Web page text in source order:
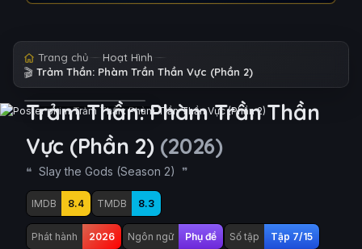
Trang chủ Hoạt Hình
🎬 Trảm Thần: Phàm Trần Thần Vực (Phần 2)
Trảm Thần: Phàm Trần Thần
Vực (Phần 2) (2026)
Slay the Gods (Season 2)
IMDB 8.4 TMDB 8.3
Phát hành 2026 Ngôn ngữ Phụ đề Số tập Tập 7/15